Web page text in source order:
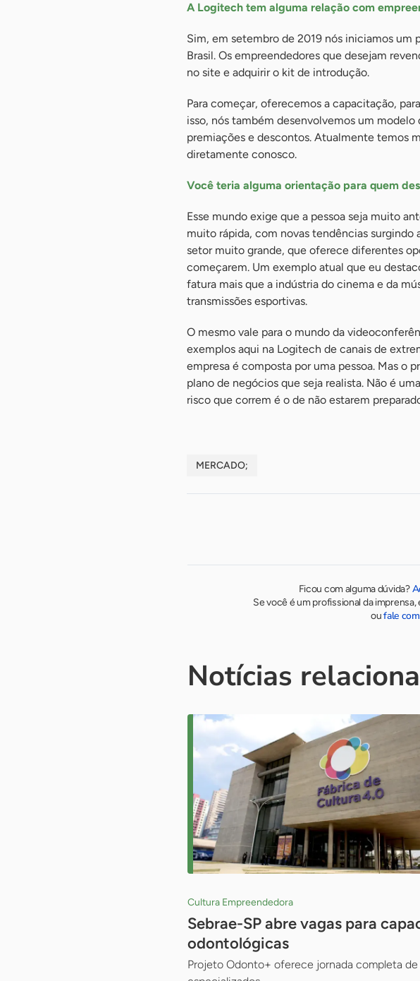
A Logitech tem alguma relação com
Sim, em setembro de 2019 nós iniciamos um
Brasil. Os empreendedores que desejam
no site e adquirir o kit de introdução.
Para começar, oferecemos a capacitação,
isso, nós também desenvolvemos um
premiações e descontos. Atualmente temos
diretamente conosco.
Você teria alguma orientação para quem
Esse mundo exige que a pessoa seja muito
muito rápida, com novas tendências
setor muito grande, que oferece diferentes
começarem. Um exemplo atual que eu
fatura mais que a indústria do cinema e da
transmissões esportivas.
O mesmo vale para o mundo da
exemplos aqui na Logitech de canais de
empresa é composta por uma pessoa. Mas o
plano de negócios que seja realista. Não é
risco que correm é o de não estarem
MERCADO;
Ficou com alguma dúvida?
Se você é um profissional da
oufale
Notícias
Cultura Empreendedora
Sebrae-SP abre vagas para
odontológicas
Projeto Odonto+ oferece jornada completa